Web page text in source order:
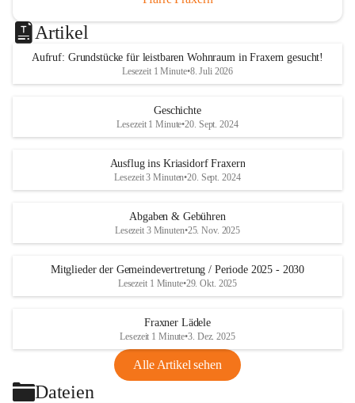
Artikel
Aufruf: Grundstücke für leistbaren Wohnraum in Fraxern gesucht!
Lesezeit 1 Minute•8. Juli 2026
Geschichte
Lesezeit 1 Minute•20. Sept. 2024
Ausflug ins Kriasidorf Fraxern
Lesezeit 3 Minuten•20. Sept. 2024
Abgaben & Gebühren
Lesezeit 3 Minuten•25. Nov. 2025
Mitglieder der Gemeindevertretung / Periode 2025 - 2030
Lesezeit 1 Minute•29. Okt. 2025
Fraxner Lädele
Lesezeit 1 Minute•3. Dez. 2025
Alle Artikel sehen
Dateien